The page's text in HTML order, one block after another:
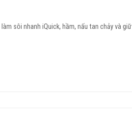
sôi nhanh iQuick, hầm, nấu tan chảy và giữ